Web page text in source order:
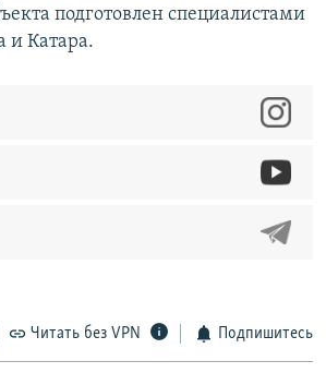
подготовлен специалистами
и Катара.
Читать без VPN Подпишитесь